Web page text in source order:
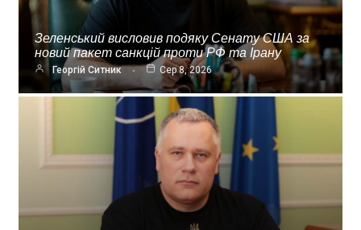
Зеленський висловив подяку Сенату США за
новий пакет санкцій проти РФ та Ірану
Георгій Ситник Сер 8, 2026